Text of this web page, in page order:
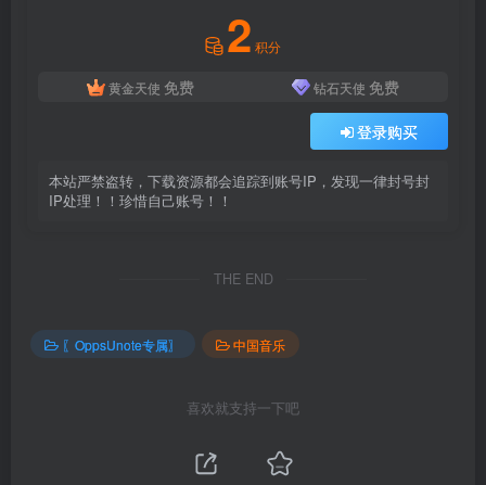
2 积分
黄金天使 免费 钻石天使 免费
登录购买
本站严禁盗转，下载资源都会追踪到账号IP，发现一律封号封
IP处理！！珍惜自己账号！！
THE END
〖OppsUnote专属〗 中国音乐
喜欢就支持一下吧